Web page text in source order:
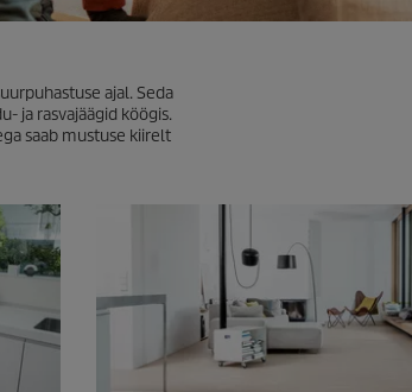
ajal. Seda
ja rasvajäägid köögis.
saab mustuse kiirelt